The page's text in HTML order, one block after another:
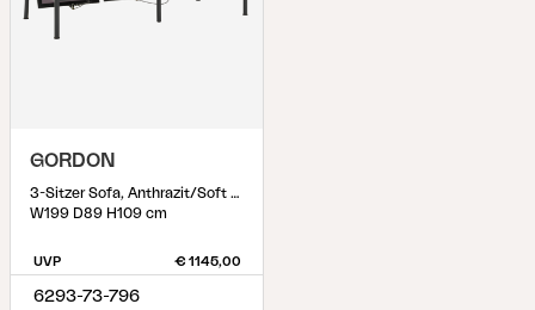
GORDON
3-Sitzer Sofa, Anthrazit/Soft Dawn
W199 D89 H109 cm
UVP € 1145,00
6293-73-796